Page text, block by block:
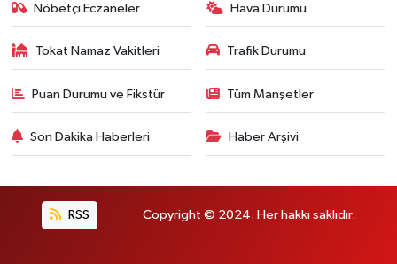
Nöbetçi Eczaneler Hava Durumu
Tokat Namaz Vakitleri Trafik Durumu
Puan Durumu ve Fikstür Tüm Manşetler
Son Dakika Haberleri Haber Arşivi
RSS Copyright © 2024. Her hakkı saklıdır.